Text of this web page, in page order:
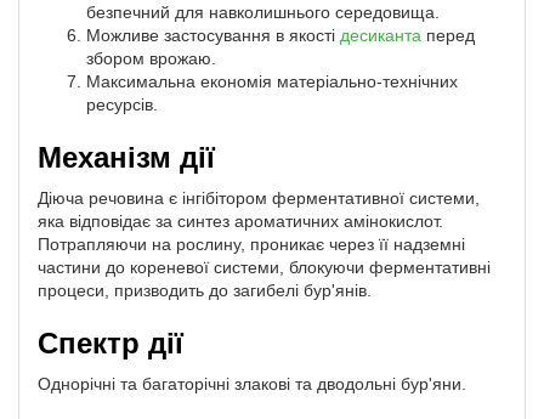
безпечний для навколишнього середовища.
Можливе застосування в якості десиканта перед
збором врожаю.
Максимальна економія матеріально-технічних
ресурсів.
Механізм дії
Діюча речовина є інгібітором ферментативної системи,
яка відповідає за синтез ароматичних амінокислот.
Потрапляючи на рослину, проникає через її надземні
частини до кореневої системи, блокуючи ферментативні
процеси, призводить до загибелі бур'янів.
Спектр дії
Однорічні та багаторічні злакові та дводольні бур'яни.